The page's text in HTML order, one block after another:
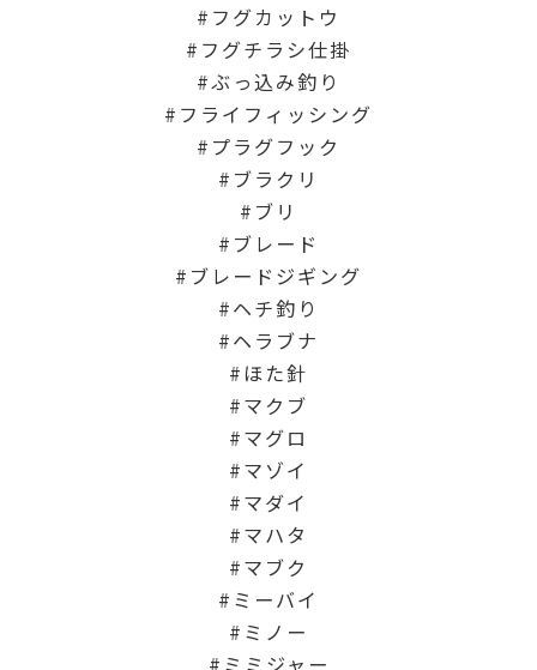
フグカットウ
フグチラシ仕掛
ぶっ込み釣り
フライフィッシング
プラグフック
ブラクリ
ブリ
ブレード
ブレードジギング
ヘチ釣り
ヘラブナ
ほた針
マクブ
マグロ
マゾイ
マダイ
マハタ
マブク
ミーバイ
ミノー
ミミジャー